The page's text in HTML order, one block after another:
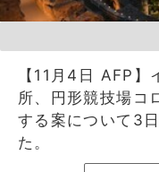
【11月4日 AFP】
所、円形競技場コ
する案について3
た。